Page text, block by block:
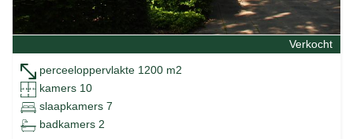
Verkocht
perceeloppervlakte 1200 m2
kamers 10
slaapkamers 7
badkamers 2